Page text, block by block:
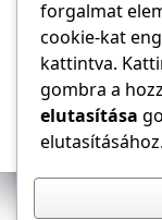
Az E-VILLAMOS
forgalmat
cookie-kat
kattintva.
gombra a
elutasítása
elutasításához.